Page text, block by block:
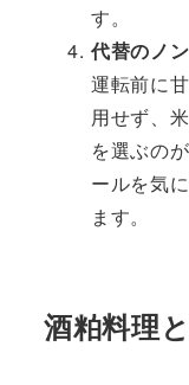
す。
代替のノ
運転前に
用せず、
を選ぶの
ールを気
ます。
酒粕料理